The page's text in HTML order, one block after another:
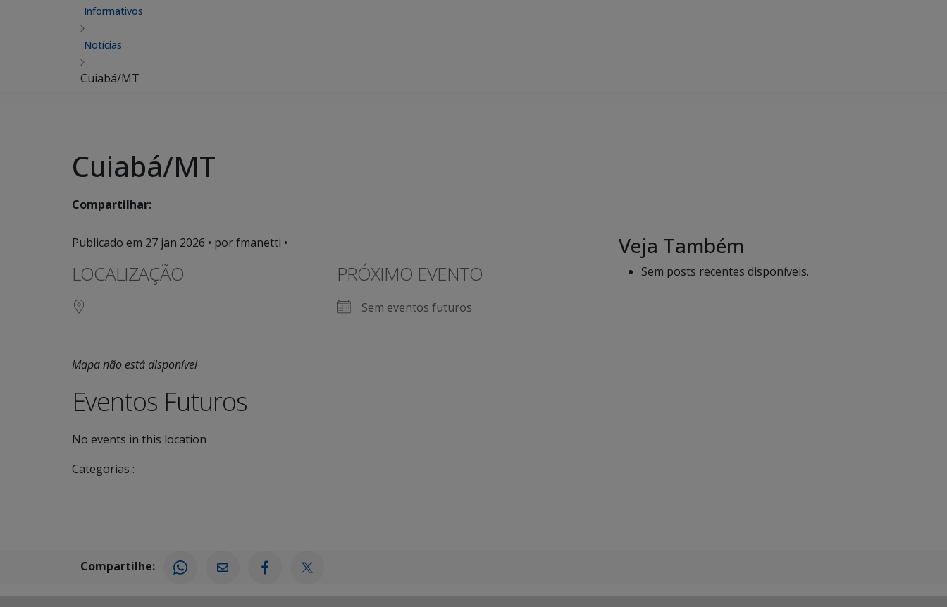
Informativos
Notícias
Cuiabá/MT
Cuiabá/MT
Compartilhar:
Publicado em 27 jan 2026 • por fmanetti •
LOCALIZAÇÃO PRÓXIMO EVENTO
Sem eventos futuros
Mapa não está disponível
Eventos Futuros
No events in this location
Categorias :
Veja Também
Sem posts recentes disponíveis.
Compartilhe: